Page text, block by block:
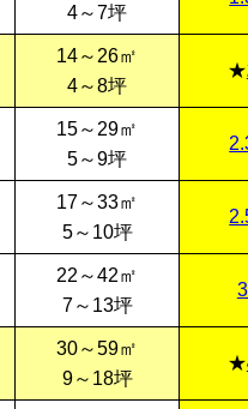
4～7坪
14～26㎡
4～8坪
15～29㎡
5～9坪
17～33㎡
5～10坪
22～42㎡
7～13坪
30～59㎡
9～18坪